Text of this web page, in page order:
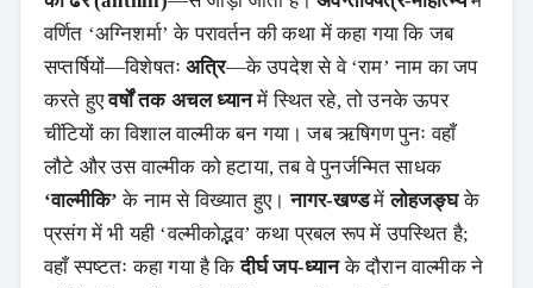
वर्णित ‘अग्निशर्मा’ के परावर्तन की कथा में कहा गया कि जब
सप्तर्षियों—विशेषतःअत्रि—के उपदेश से वे ‘राम’ नाम का जप
करते हुएवर्षों तक अचल ध्यानमें स्थित रहे, तो उनके ऊपर
चींटियों का विशाल वाल्मीक बन गया। जब ऋषिगण पुनः वहाँ
लौटे और उस वाल्मीक को हटाया, तब वे पुनर्जन्मित साधक
‘वाल्मीकि’ के नाम से विख्यात हुए।नागर-खण्डमेंलोहजङ्घके
प्रसंग में भी यही ‘वल्मीकोद्भव’ कथा प्रबल रूप में उपस्थित है;
वहाँ स्पष्टतः कहा गया है किदीर्घ जप-ध्यानके दौरान वाल्मीक ने